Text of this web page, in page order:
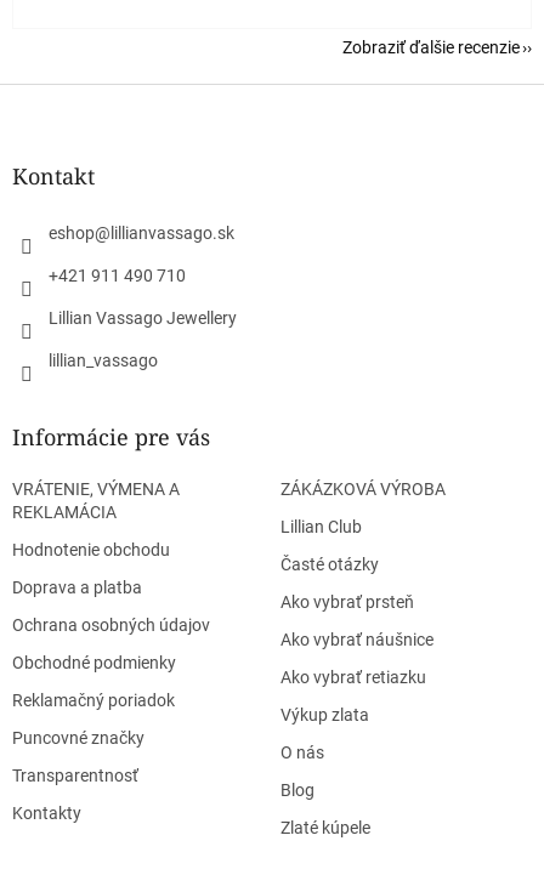
Zobraziť ďalšie recenzie
Z
Kontakt
eshop@ lillianvassago.sk
+421 911 490 710
Lillian Vassago Jewellery
lillian_vassago
Informácie pre vás
VRÁTENIE, VÝMENA A
REKLAMÁCIA
Hodnotenie obchodu
Doprava a platba
Ochrana osobných údajov
Obchodné podmienky
Reklamačný poriadok
Puncovné značky
Transparentnosť
Kontakty
ZÁKÁZKOVÁ VÝROBA
Lillian Club
Časté otázky
Ako vybrať prsteň
Ako vybrať náušnice
Ako vybrať retiazku
Výkup zlata
O nás
Blog
Zlaté kúpele